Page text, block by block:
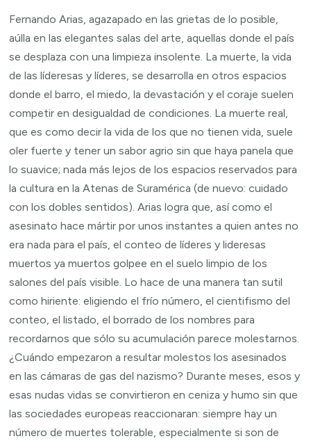
Fernando Arias, agazapado en las grietas de lo posible,
aúlla en las elegantes salas del arte, aquellas donde el país
se desplaza con una limpieza insolente. La muerte, la vida
de las líderesas y líderes, se desarrolla en otros espacios
donde el barro, el miedo, la devastación y el coraje suelen
competir en desigualdad de condiciones. La muerte real,
que es como decir la vida de los que no tienen vida, suele
oler fuerte y tener un sabor agrio sin que haya panela que
lo suavice; nada más lejos de los espacios reservados para
la cultura en la Atenas de Suramérica (de nuevo: cuidado
con los dobles sentidos). Arias logra que, así como el
asesinato hace mártir por unos instantes a quien antes no
era nada para el país, el conteo de líderes y lideresas
muertos ya muertos golpee en el suelo limpio de los
salones del país visible. Lo hace de una manera tan sutil
como hiriente: eligiendo el frío número, el cientifismo del
conteo, el listado, el borrado de los nombres para
recordarnos que sólo su acumulación parece molestarnos.
¿Cuándo empezaron a resultar molestos los asesinados
en las cámaras de gas del nazismo? Durante meses, esos y
esas nudas vidas se convirtieron en ceniza y humo sin que
las sociedades europeas reaccionaran: siempre hay un
número de muertes tolerable, especialmente si son de